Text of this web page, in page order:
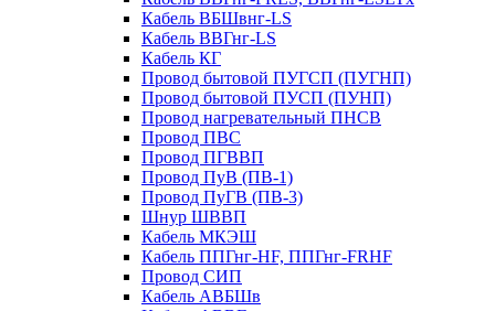
Кабель ВБШвнг-LS
Кабель ВВГнг-LS
Кабель КГ
Провод бытовой ПУГСП (ПУГНП)
Провод бытовой ПУСП (ПУНП)
Провод нагревательный ПНСВ
Провод ПВС
Провод ПГВВП
Провод ПуВ (ПВ-1)
Провод ПуГВ (ПВ-3)
Шнур ШВВП
Кабель МКЭШ
Кабель ППГнг-HF, ППГнг-FRHF
Провод СИП
Кабель АВБШв